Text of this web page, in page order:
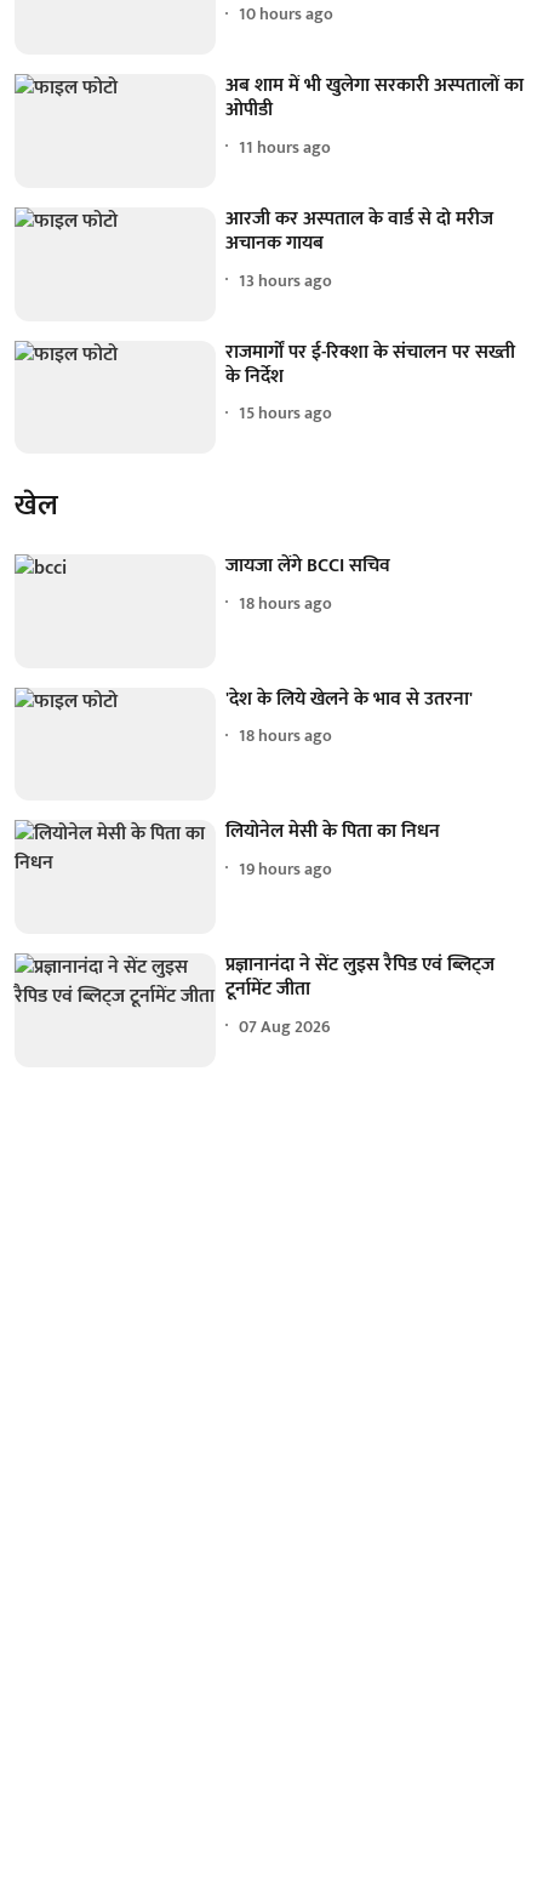
10 hours ago
अब शाम में भी खुलेगा सरकारी अस्पतालों का
ओपीडी
11 hours ago
आरजी कर अस्पताल के वार्ड से दो मरीज
अचानक गायब
13 hours ago
राजमार्गों पर ई-रिक्शा के संचालन पर सख्ती
के निर्देश
15 hours ago
खेल
जायजा लेंगे BCCI सचिव
18 hours ago
'देश के लिये खेलने के भाव से उतरना'
18 hours ago
लियोनेल मेसी के पिता का निधन
19 hours ago
प्रज्ञानानंदा ने सेंट लुइस रैपिड एवं ब्लिट्ज
टूर्नामेंट जीता
07 Aug 2026